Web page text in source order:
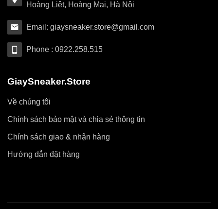
Hoàng Liệt, Hoàng Mai, Hà Nội
Email: giaysneaker.store@gmail.com
Phone : 0922.258.515
GiaySneaker.Store
Về chúng tôi
Chính sách bảo mật và chia sẻ thông tin
Chính sách giao & nhận hàng
Hướng dẫn đặt hàng